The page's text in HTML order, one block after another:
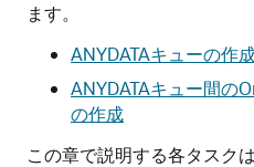
ます。
ANYDATAキューの作
ANYDATAキュー間の
の作成
この章で説明する各タスク